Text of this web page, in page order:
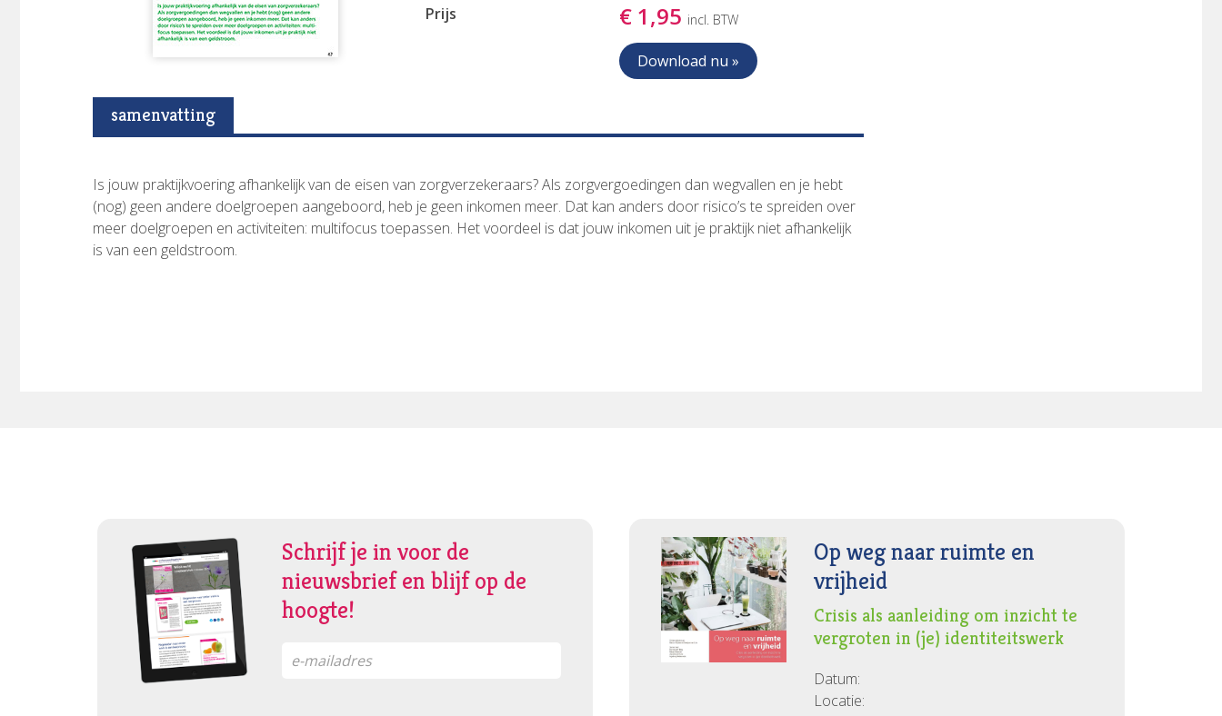
Prijs € 1,95 incl. BTW
Download nu »
samenvatting
Is jouw praktijkvoering afhankelijk van de eisen van zorgverzekeraars? Als zorgvergoedingen dan wegvallen en je hebt
(nog) geen andere doelgroepen aangeboord, heb je geen inkomen meer. Dat kan anders door risico’s te spreiden over
meer doelgroepen en activiteiten: multifocus toepassen. Het voordeel is dat jouw inkomen uit je praktijk niet afhankelijk
is van een geldstroom.
Schrijf je in voor de
nieuwsbrief en blijf op de
hoogte!
Op weg naar ruimte en
vrijheid
Crisis als aanleiding om inzicht te
vergroten in (je) identiteitswerk
Datum:
Locatie: